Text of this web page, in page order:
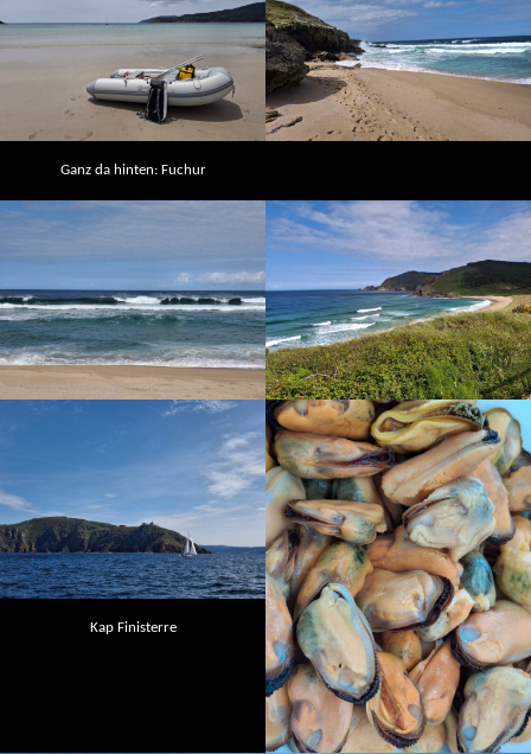
Ganz da hinten: Fuchur
Kap Finisterre